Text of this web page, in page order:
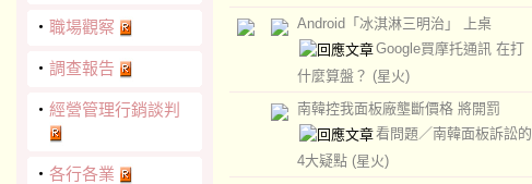
‧ 職場觀察
‧ 調查報告
‧ 經營管理行銷談判
‧ 各行各業
Android「冰淇淋三明治」 上桌
Google買摩托通訊 在打
什麼算盤？ (星火)
南韓控我面板廠壟斷價格 將開罰
看問題／南韓面板訴訟的
4大疑點 (星火)